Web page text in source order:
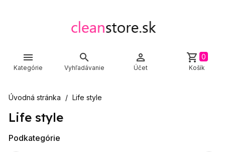

Kategórie

Vyhľadávanie

Účet
shopping_cart 0
Košík
Úvodná stránka Life style
Life style
Podkategórie